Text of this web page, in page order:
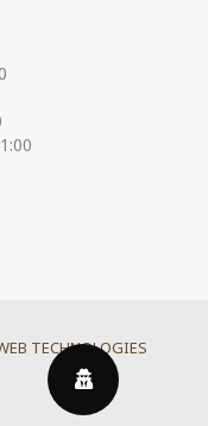
TECHNOLOGIES